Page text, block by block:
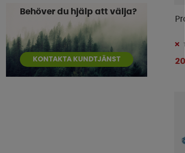
Behöver du hjälp att välja?
KONTAKTA KUNDTJÄNST